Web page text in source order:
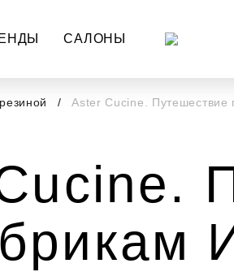
САЛОНЫ
Aster Cucine. Путешествие